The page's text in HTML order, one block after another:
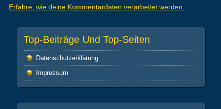
Erfahre, wie deine Kommentardaten verarbeitet werden.
Top-Beiträge Und Top-Seiten
Datenschutz­erklärung
Impressum